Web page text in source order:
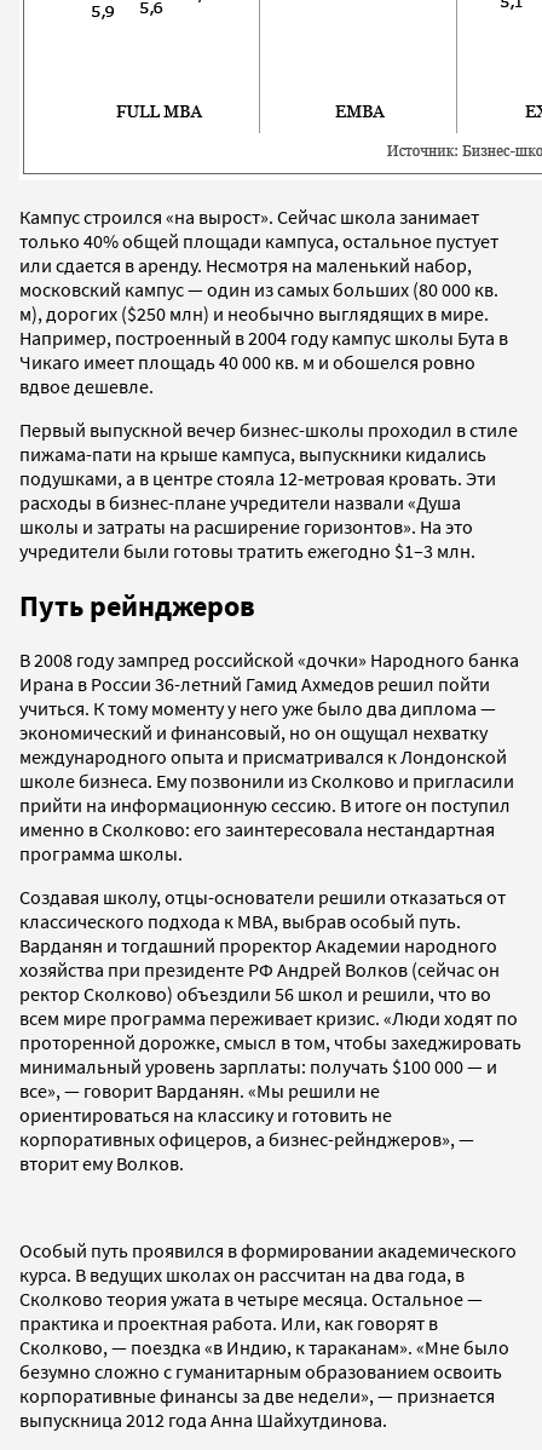
Кампус строился «на вырост». Сейчас школа занимает
только 40% общей площади кампуса, остальное пустует
или сдается в аренду. Несмотря на маленький набор,
московский кампус — один из самых больших (80 000 кв.
м), дорогих ($250 млн) и необычно выглядящих в мире.
Например, построенный в 2004 году кампус школы Бута в
Чикаго имеет площадь 40 000 кв. м и обошелся ровно
вдвое дешевле.
Первый выпускной вечер бизнес-школы проходил в стиле
пижама-пати на крыше кампуса, выпускники кидались
подушками, а в центре стояла 12-метровая кровать. Эти
расходы в бизнес-плане учредители назвали «Душа
школы и затраты на расширение горизонтов». На это
учредители были готовы тратить ежегодно $1–3 млн.
Путь рейнджеров
В 2008 году зампред российской «дочки» Народного банка
Ирана в России 36-летний Гамид Ахмедов решил пойти
учиться. К тому моменту у него уже было два диплома —
экономический и финансовый, но он ощущал нехватку
международного опыта и присматривался к Лондонской
школе бизнеса. Ему позвонили из Сколково и пригласили
прийти на информационную сессию. В итоге он поступил
именно в Сколково: его заинтересовала нестандартная
программа школы.
Создавая школу, отцы-основатели решили отказаться от
классического подхода к MBA, выбрав особый путь.
Варданян и тогдашний проректор Академии народного
хозяйства при президенте РФ Андрей Волков (сейчас он
ректор Сколково) объездили 56 школ и решили, что во
всем мире программа переживает кризис. «Люди ходят по
проторенной дорожке, смысл в том, чтобы захеджировать
минимальный уровень зарплаты: получать $100 000 — и
все», — говорит Варданян. «Мы решили не
ориентироваться на классику и готовить не
корпоративных офицеров, а бизнес-рейнджеров», —
вторит ему Волков.
Особый путь проявился в формировании академического
курса. В ведущих школах он рассчитан на два года, в
Сколково теория ужата в четыре месяца. Остальное —
практика и проектная работа. Или, как говорят в
Сколково, — поездка «в Индию, к тараканам». «Мне было
безумно сложно с гуманитарным образованием освоить
корпоративные финансы за две недели», — признается
выпускница 2012 года Анна Шайхутдинова.